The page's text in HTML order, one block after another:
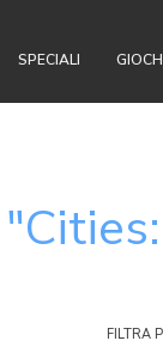
SPECIALI
FILTRA